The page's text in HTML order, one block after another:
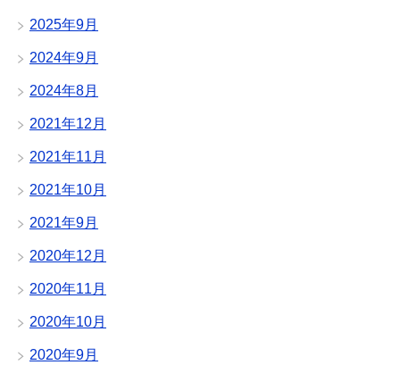
2025年9月
2024年9月
2024年8月
2021年12月
2021年11月
2021年10月
2021年9月
2020年12月
2020年11月
2020年10月
2020年9月